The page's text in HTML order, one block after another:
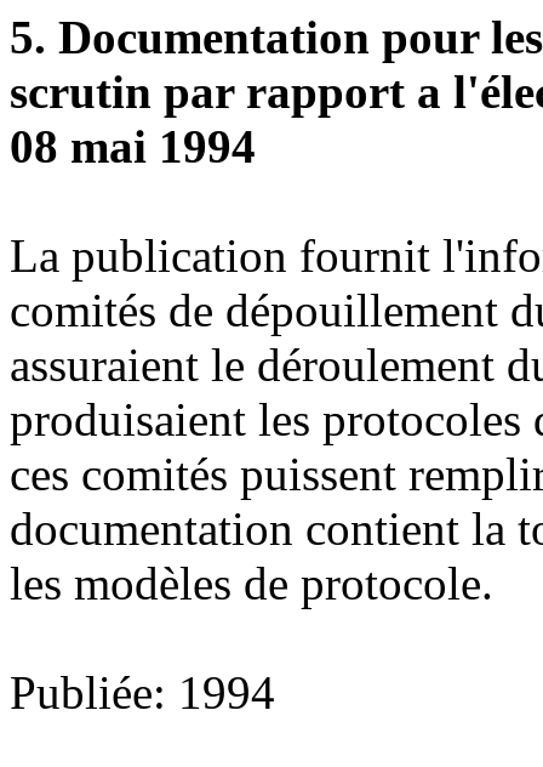
5. Documentation pour
scrutin par rapport a
08 mai 1994
La publication fournit
comités de dépouillement
assuraient le déroulement
produisaient les protocoles
ces comités puissent
documentation contient la
les modèles de protocole.
Publiée: 1994